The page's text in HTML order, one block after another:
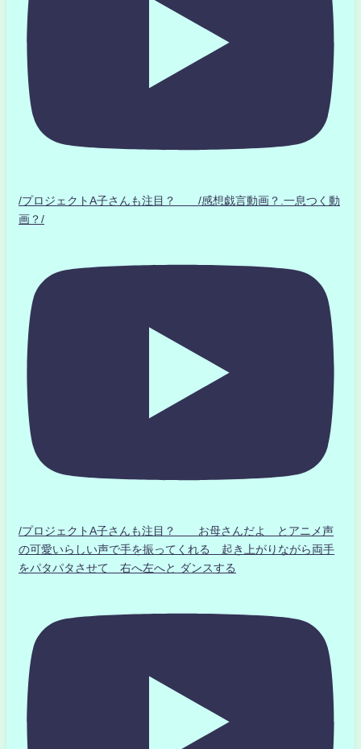
/プロジェクトA子さんも注目？ /感想戯言動画？.一息つく動
画？/
/プロジェクトA子さんも注目？ お母さんだよ とアニメ声
の可愛いらしい声で手を振ってくれる 起き上がりながら両手
をパタパタさせて 右へ左へと ダンスする